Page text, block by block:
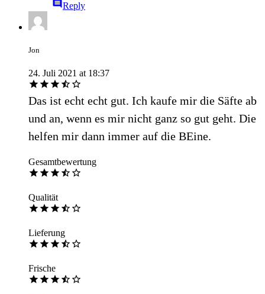
Reply
Jon
24. Juli 2021 at 18:37
Das ist echt echt gut. Ich kaufe mir die Säfte ab
und an, wenn es mir nicht ganz so gut geht. Die
helfen mir dann immer auf die BEine.
Gesamtbewertung
Qualität
Lieferung
Frische